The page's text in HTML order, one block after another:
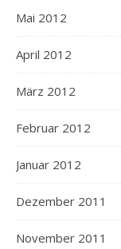
Mai 2012
April 2012
März 2012
Februar 2012
Januar 2012
Dezember 2011
November 2011